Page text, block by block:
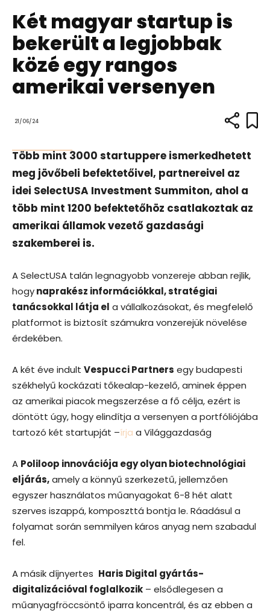
Két magyar startup is
bekerült a legjobbak
közé egy rangos
amerikai versenyen
21/06/24
Több mint 3000 startuppere ismerkedhetett
meg jövőbeli befektetőivel, partnereivel az
idei SelectUSA Investment Summiton, ahol a
több mint 1200 befektetőhöz csatlakoztak az
amerikai államok vezető gazdasági
szakemberei is.
A SelectUSA talán legnagyobb vonzereje abban rejlik,
hogynaprakész információkkal, stratégiai
tanácsokkal látja el a vállalkozásokat, és megfelelő
platformot is biztosít számukra vonzerejük növelése
érdekében.
A két éve indult Vespucci Partners egy budapesti
székhelyű kockázati tőkealap-kezelő, aminek éppen
az amerikai piacok megszerzése a fő célja, ezért is
döntött úgy, hogy elindítja a versenyen a portfóliójába
tartozó két startupját –írja a Világgazdaság
A Poliloop innovációja egy olyan biotechnológiai
eljárás,amely a könnyű szerkezetű, jellemzően
egyszer használatos műanyagokat 6-8 hét alatt
szerves iszappá, komposzttá bontja le. Ráadásul a
folyamat során semmilyen káros anyag nem szabadul
fel.
A másik díjnyertes Haris Digital gyártás-
digitalizációval foglalkozik – elsődlegesen a
műanyagfröccsöntő iparra koncentrál, és az ebben a